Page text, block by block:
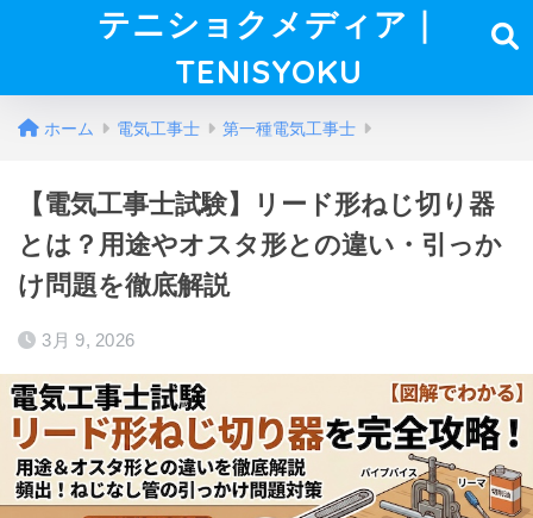
テニショクメディア｜
TENISYOKU
ホーム 電気工事士 第一種電気工事士
【電気工事士試験】リード形ねじ切り器
とは？用途やオスタ形との違い・引っか
け問題を徹底解説
3月 9, 2026